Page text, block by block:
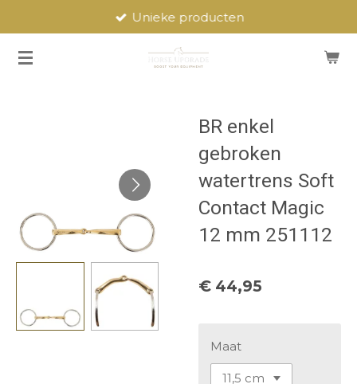
naar
Unieke producten
BR enkel
gebroken
watertrens Soft
Contact Magic
12 mm 251112
€ 44,95
Maat